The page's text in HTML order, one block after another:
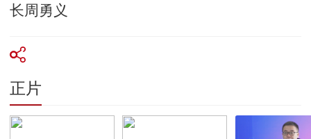
长周勇义
正片